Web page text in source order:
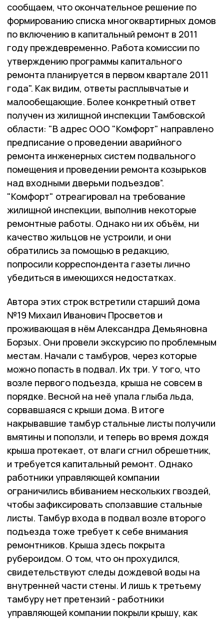
сообщаем, что окончательное решение по
формированию списка многоквартирных домов
по включению в капитальный ремонт в 2011
году преждевременно. Работа комиссии по
утверждению программы капитального
ремонта планируется в первом квартале 2011
года". Как видим, ответы расплывчатые и
малообещающие. Более конкретный ответ
получен из жилищной инспекции Тамбовской
области: "В адрес ООО "Комфорт" направлено
предписание о проведении аварийного
ремонта инженерных систем подвального
помещения и проведении ремонта козырьков
над входными дверьми подъездов”.
"Комфорт" отреагировал на требование
жилищной инспекции, выполнив некоторые
ремонтные работы. Однако ни их объём, ни
качество жильцов не устроили, и они
обратились за помощью в редакцию,
попросили корреспондента газеты лично
убедиться в имеющихся недостатках.
Автора этих строк встретили старший дома
№19 Михаил Иванович Просветов и
проживающая в нём Александра Демьяновна
Борзых. Они провели экскурсию по проблемным
местам. Начали с тамбуров, через которые
можно попасть в подвал. Их три. У того, что
возле первого подъезда, крыша не совсем в
порядке. Весной на неё упала глыба льда,
сорвавшаяся с крыши дома. В итоге
накрывавшие тамбур стальные листы получили
вмятины и поползли, и теперь во время дождя
крыша протекает, от влаги сгнил обрешетник,
и требуется капитальный ремонт. Однако
работники управляющей компании
ограничились вбиванием нескольких гвоздей,
чтобы зафиксировать сползавшие стальные
листы. Тамбур входа в подвал возле второго
подъезда тоже требует к себе внимания
ремонтников. Крыша здесь покрыта
рубероидом. О том, что он прохудился,
свидетельствуют следы дождевой воды на
внутренней части стены. И лишь к третьему
тамбуру нет претензий - работники
управляющей компании покрыли крышу, как